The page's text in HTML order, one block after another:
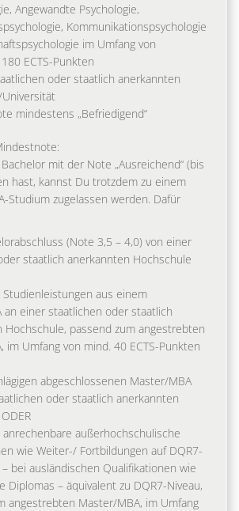
Angewandte Psychologie,
Kommunikationspsychologie
im Umfang von
ECTS-Punkten
oder staatlich anerkannten
mindestens „Befriedigend“
mit der Note „Ausreichend“ (bis
hast, kannst Du trotzdem zu einem
Studium zugelassen werden. Dafür
(Note 3,5 – 4,0) von einer
staatlich anerkannten Hochschule
Studienleistungen aus einem
an einer staatlichen oder staatlich
Hochschule, passend zum angestrebten
im Umfang von mind. 40 ECTS-Punkten
abgeschlossenen Master/MBA
oder staatlich anerkannten
anrechenbare außerhochschulische
wie Weiter-/ Fortbildungen auf DQR7-
bei ausländischen Qualifikationen wie
Diplomas – äquivalent zu DQR7-Niveau,
angestrebten Master/MBA, im Umfang